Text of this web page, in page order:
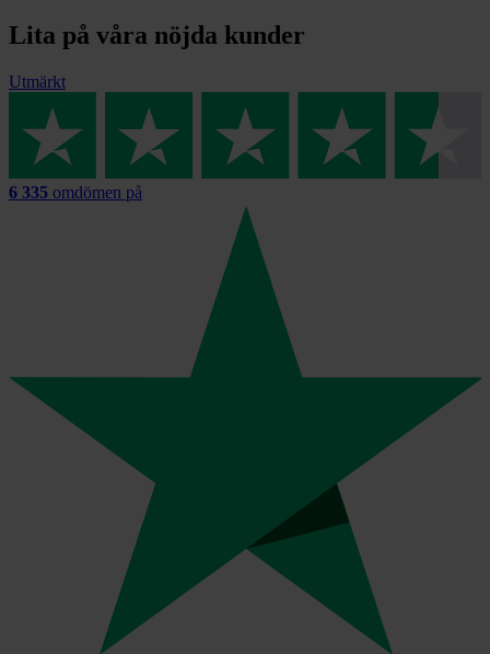
Lita på våra nöjda kunder
Utmärkt
6 335 omdömen på